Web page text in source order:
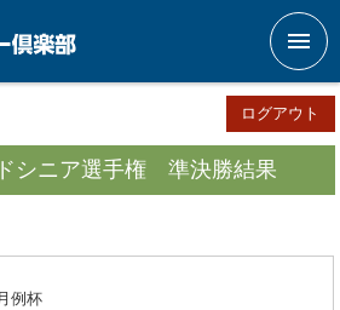
メニ
ログアウト
シニア選手権 準決勝結果
例杯